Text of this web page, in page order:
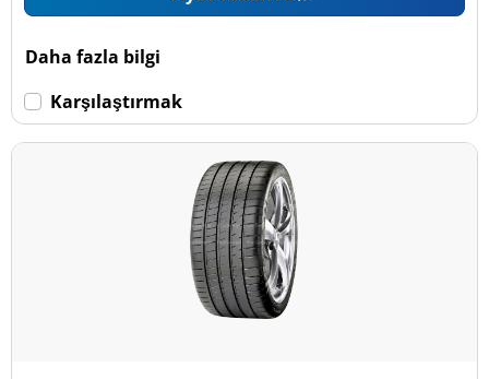
Daha fazla bilgi
Karşılaştırmak